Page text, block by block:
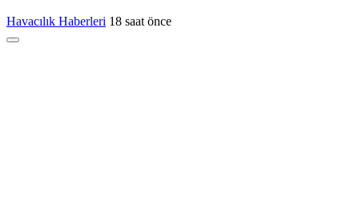
Havacılık Haberleri 18 saat önce